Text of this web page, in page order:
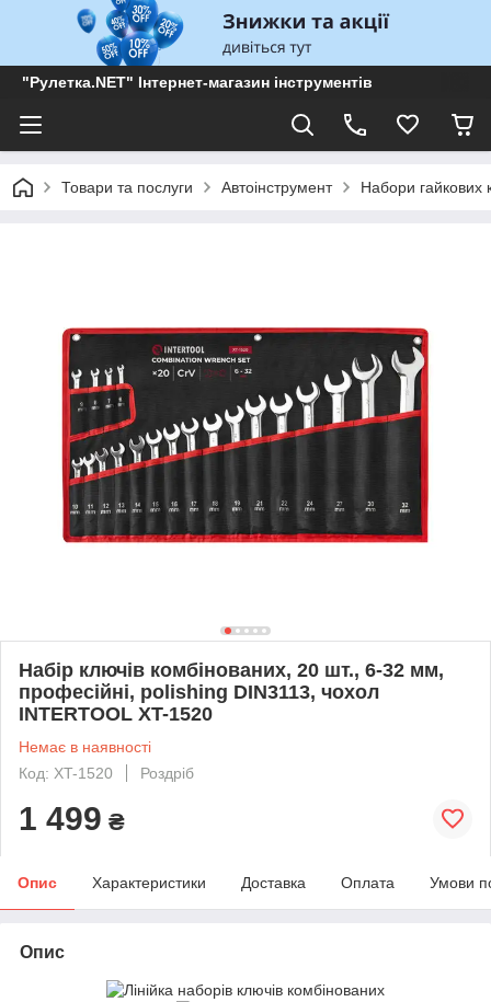
"Рулетка.NET" Інтернет-магазин інструментів
Товари та послуги Автоінструмент Набори гайкових
Набір ключів комбінованих, 20 шт., 6-32 мм,
професійні, polishing DIN3113, чохол
INTERTOOL XT-1520
Немає в наявності
Код: XT-1520
Роздріб
1 499 ₴
Опис Характеристики Доставка Оплата Умови
Опис